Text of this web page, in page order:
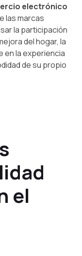
electrónico
las marcas
la participación
del hogar, la
en la experiencia
de su propio
el